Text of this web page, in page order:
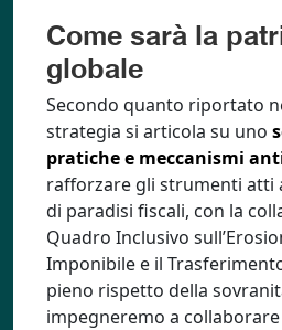
Come sarà la
globale
Secondo quanto riportato
strategia si articola su uno
pratiche e meccanismi
rafforzare gli strumenti atti
di paradisi fiscali, con la
Quadro Inclusivo
Imponibile e il
pieno rispetto della
impegneremo a